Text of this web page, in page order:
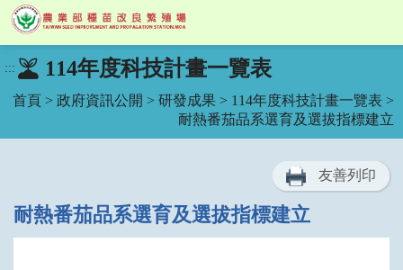
到
主
::: 114年度科技計畫一覽表
首頁 > 政府資訊公開 > 研發成果 > 114年度科技計畫一覽表 >
耐熱番茄品系選育及選拔指標建立
友善列印
耐熱番茄品系選育及選拔指標建立